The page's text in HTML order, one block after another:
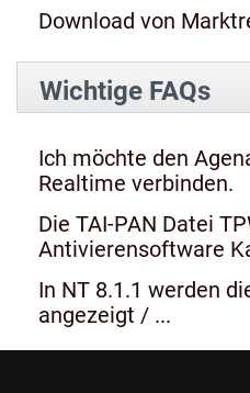
Download von
Wichtige FAQs
Ich möchte den
Realtime verbinden.
Die TAI-PAN Datei
Antivierensoftware
In NT 8.1.1 werden
angezeigt / ...